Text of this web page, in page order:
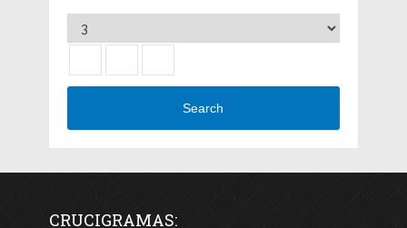
Search
CRUCIGRAMAS: